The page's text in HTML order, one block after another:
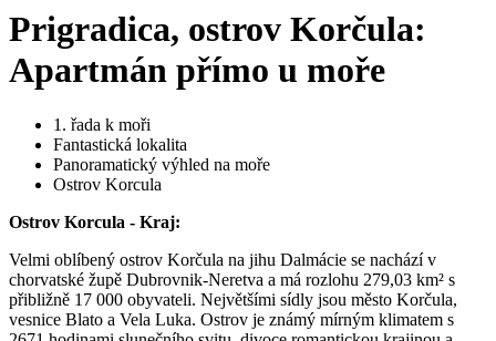
Prigradica, ostrov Korčula:
Apartmán přímo u moře
1. řada k moři
Fantastická lokalita
Panoramatický výhled na moře
Ostrov Korcula
Ostrov Korcula - Kraj:
Velmi oblíbený ostrov Korčula na jihu Dalmácie se nachází v
chorvatské župě Dubrovnik-Neretva a má rozlohu 279,03 km² s
přibližně 17 000 obyvateli. Největšími sídly jsou město Korčula,
vesnice Blato a Vela Luka. Ostrov je známý mírným klimatem s